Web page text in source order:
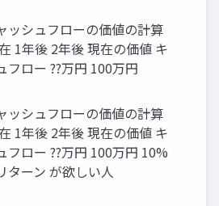
ッシュフローの価値の計算
1年後 2年後 現在の価値 キ
フロー ??万円 100万円
ッシュフローの価値の計算
1年後 2年後 現在の価値 キ
フロー ??万円 100万円 10%
ターン が欲しい人